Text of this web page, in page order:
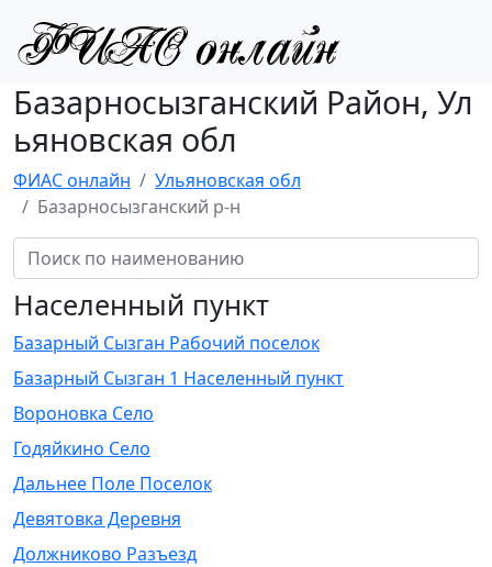
Базарносызганский Район, Ул
ьяновская обл
ФИАС онлайн
Ульяновская обл
Базарносызганский р-н
Населенный пункт
Базарный Сызган Рабочий поселок
Базарный Сызган 1 Населенный пункт
Вороновка Село
Годяйкино Село
Дальнее Поле Поселок
Девятовка Деревня
Должниково Разъезд